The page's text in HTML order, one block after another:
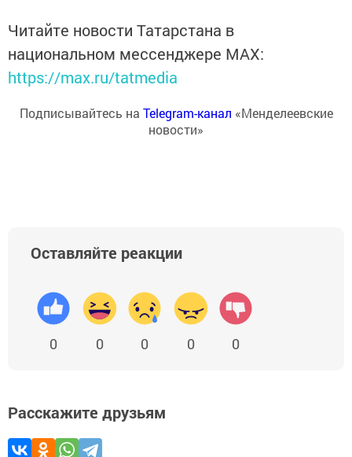
Читайте новости Татарстана в
национальном мессенджере MАХ:
https://max.ru/tatmedia
Подписывайтесь на Telegram-канал «Менделеевские
новости»
Оставляйте реакции
0 0 0 0 0
Расскажите друзьям